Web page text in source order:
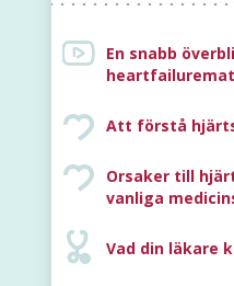
En snabb
Att förstå
Orsaker till
vanliga
Vad din läkare